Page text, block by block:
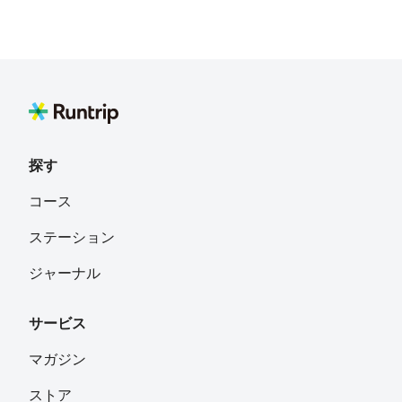
探す
コース
ステーション
ジャーナル
サービス
マガジン
ストア